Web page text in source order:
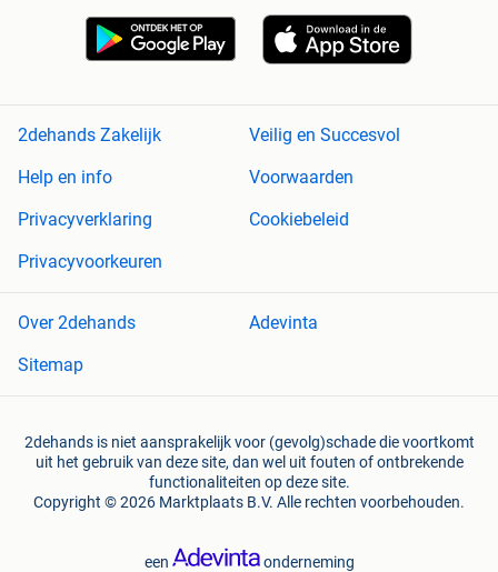
2dehands Zakelijk
Veilig en Succesvol
Help en info
Voorwaarden
Privacyverklaring
Cookiebeleid
Privacyvoorkeuren
Over 2dehands
Adevinta
Sitemap
2dehands is niet aansprakelijk voor (gevolg)schade die voortkomt
uit het gebruik van deze site, dan wel uit fouten of ontbrekende
functionaliteiten op deze site.
Copyright © 2026 Marktplaats B.V. Alle rechten voorbehouden.
een onderneming